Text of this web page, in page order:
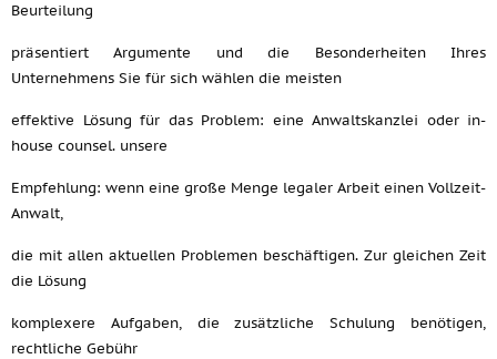
Beurteilung
präsentiert Argumente und die Besonderheiten Ihres
Unternehmens Sie für sich wählen die meisten
effektive Lösung für das Problem: eine Anwaltskanzlei oder in-
house counsel. unsere
Empfehlung: wenn eine große Menge legaler Arbeit einen Vollzeit-
Anwalt,
die mit allen aktuellen Problemen beschäftigen. Zur gleichen Zeit
die Lösung
komplexere Aufgaben, die zusätzliche Schulung benötigen,
rechtliche Gebühr